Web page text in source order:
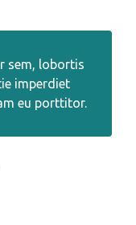
sem, lobortis
imperdiet
eu porttitor.